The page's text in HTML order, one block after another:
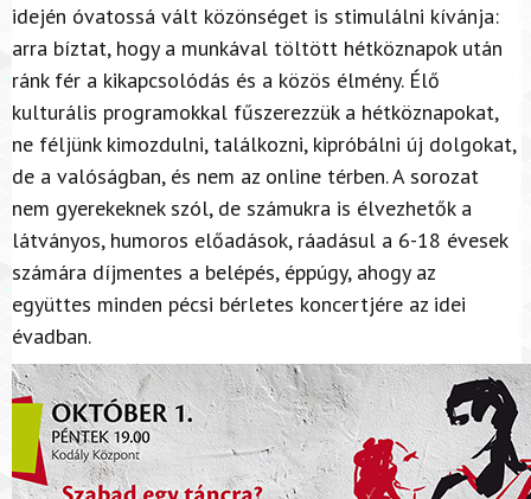
idején óvatossá vált közönséget is stimulálni kívánja:
arra bíztat, hogy a munkával töltött hétköznapok után
ránk fér a kikapcsolódás és a közös élmény. Élő
kulturális programokkal fűszerezzük a hétköznapokat,
ne féljünk kimozdulni, találkozni, kipróbálni új dolgokat,
de a valóságban, és nem az online térben. A sorozat
nem gyerekeknek szól, de számukra is élvezhetők a
látványos, humoros előadások, ráadásul a 6-18 évesek
számára díjmentes a belépés, éppúgy, ahogy az
együttes minden pécsi bérletes koncertjére az idei
évadban.